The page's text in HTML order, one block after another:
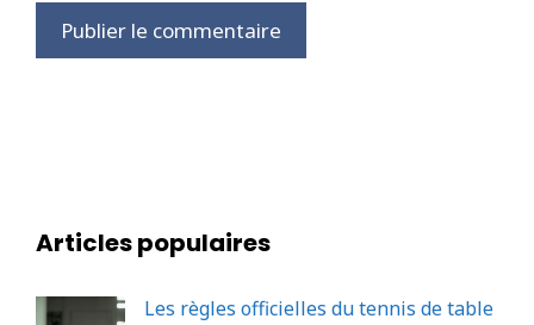
Articles populaires
Les règles officielles du tennis de table